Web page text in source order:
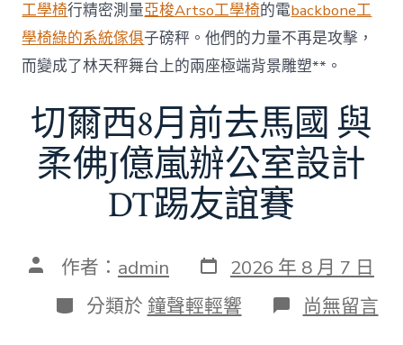
中
工學椅行精密測量亞梭Artso工學椅的電backbone工
學椅綠的系統傢俱子磅秤。他們的力量不再是攻擊，
而變成了林天秤舞台上的兩座極端背景雕塑**。
切爾西8月前去馬國 與
柔佛J億嵐辦公室設計
DT踢友誼賽
文 作者： admin 發
表
日
期
2026 年 8 月 7 日
分
類
分類於 鐘聲輕輕響 在
〈切
尚無留言